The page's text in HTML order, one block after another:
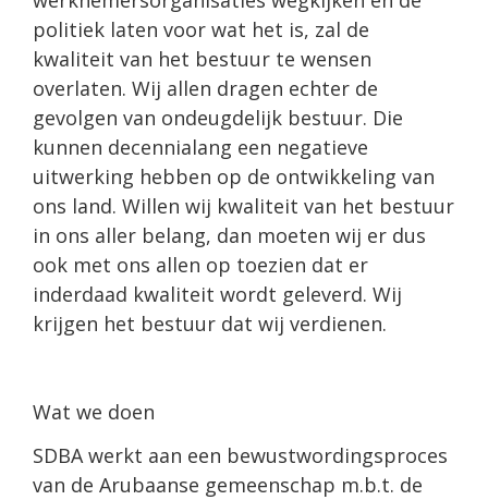
politiek laten voor wat het is, zal de
kwaliteit van het bestuur te wensen
overlaten. Wij allen dragen echter de
gevolgen van ondeugdelijk bestuur. Die
kunnen decennialang een negatieve
uitwerking hebben op de ontwikkeling van
ons land. Willen wij kwaliteit van het bestuur
in ons aller belang, dan moeten wij er dus
ook met ons allen op toezien dat er
inderdaad kwaliteit wordt geleverd. Wij
krijgen het bestuur dat wij verdienen.
Wat we doen
SDBA werkt aan een bewustwordingsproces
van de Arubaanse gemeenschap m.b.t. de